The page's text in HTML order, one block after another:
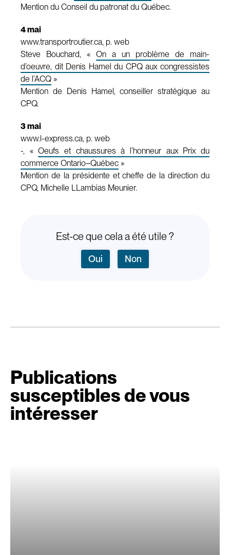
Mention du Conseil du patronat du Québec.
4 mai
www.transportroutier.ca, p. web
Steve Bouchard, « On a un problème de main-
d’oeuvre, dit Denis Hamel du CPQ aux congressistes
de l’ACQ »
Mention de Denis Hamel, conseiller stratégique au
CPQ.
3 mai
www.l-express.ca, p. web
-, «Oeufs et chaussures à l’honneur aux Prix du
commerce Ontario–Québec »
Mention de la présidente et cheffe de la direction du
CPQ, Michelle LLambias Meunier.
Est-ce que cela a été utile ?
Oui Non
Publications
susceptibles de vous
intéresser